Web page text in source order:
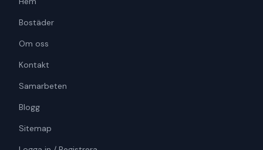
Bostäder
Om oss
Kontakt
Samarbeten
Blogg
Sitemap